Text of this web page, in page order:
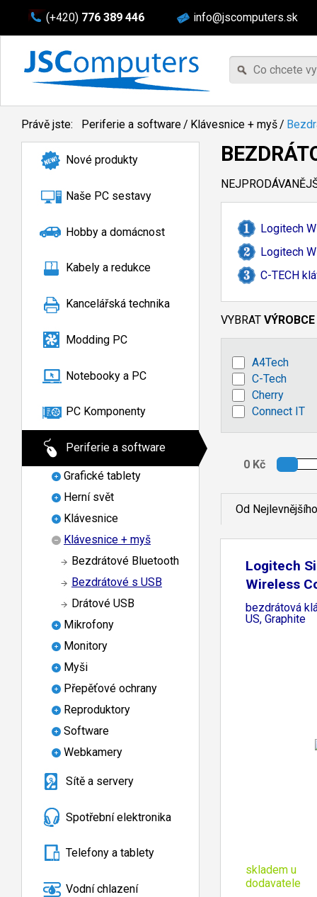
(+420) 776 389 446 info@jscomputers.sk
Právě jste: Periferie a software/ Klávesnice + myš/
Nové produkty
Naše PC sestavy
Hobby a domácnost
Kabely a redukce
Kancelářská technika
Modding PC
Notebooky a PC
PC Komponenty
Periferie a software
Grafické tablety
Herní svět
Klávesnice
Klávesnice + myš
Bezdrátové Bluetooth
Bezdrátové s USB
Drátové USB
Mikrofony
Monitory
Myši
Přepěťové ochrany
Reproduktory
Software
Webkamery
Sítě a servery
Spotřební elektronika
Telefony a tablety
Vodní chlazení
Logitech
Logitech
C-TECH
VYBRAT VÝROBCE
A4Tech
C-Tech
Cherry
Connect IT
Od Nejlevnějšího
Logitech
Wireless
MK295,
bezdrátová
US, Graphite
skladem u
dodavatele